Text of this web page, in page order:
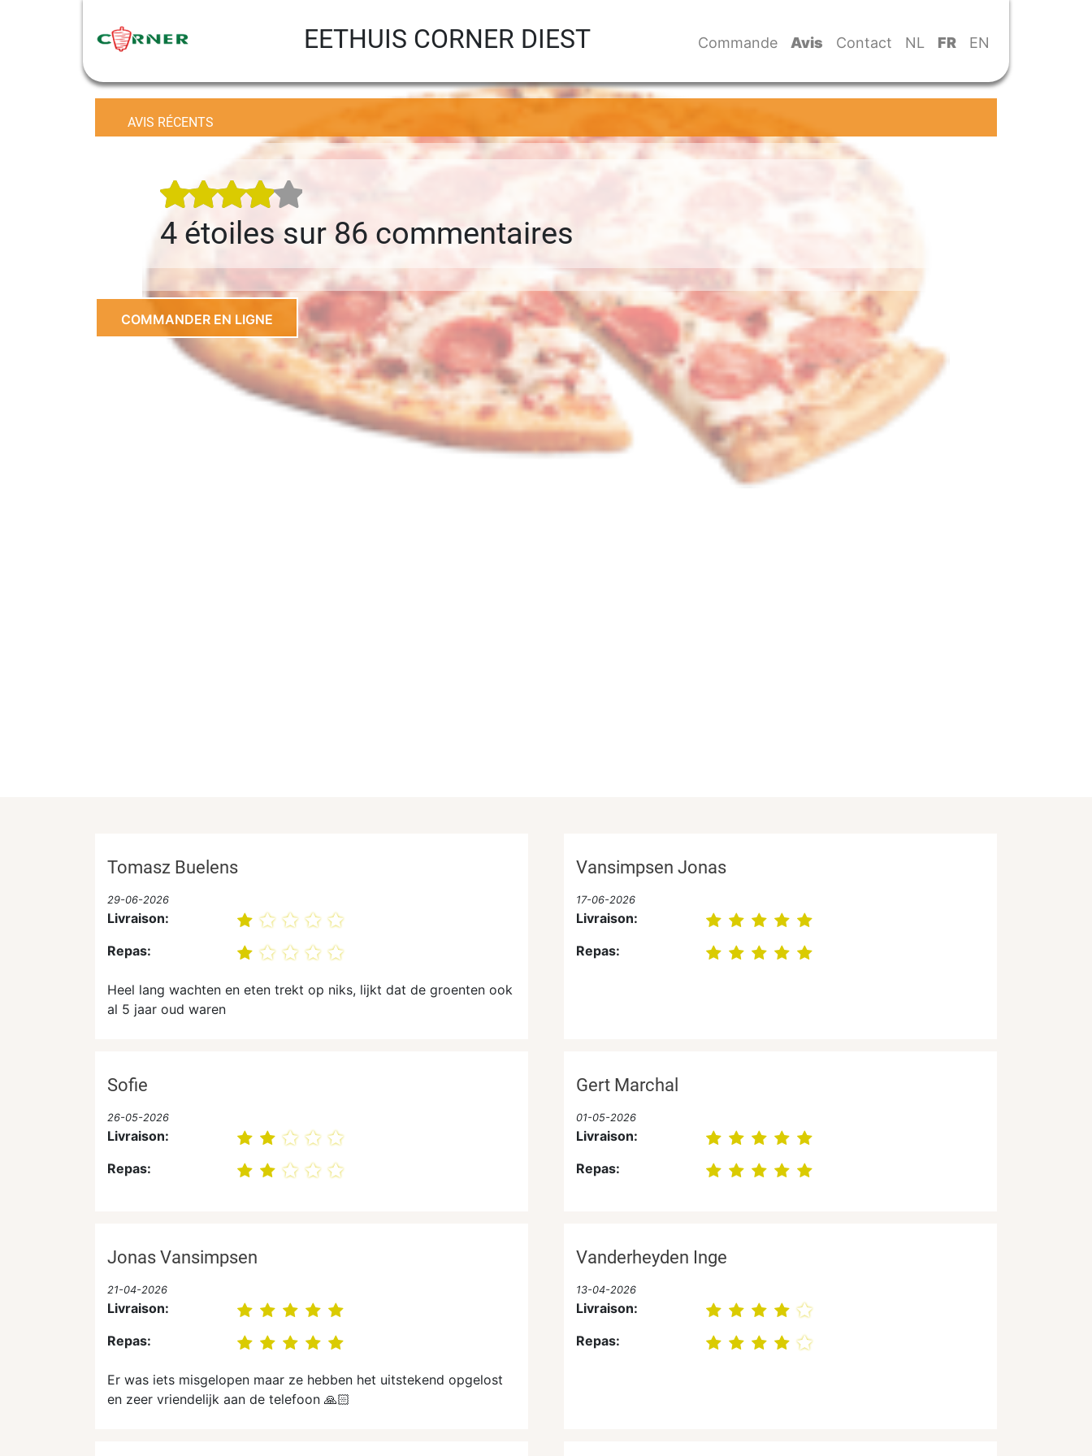
EETHUIS CORNER DIEST Commande Avis Contact NL FR EN
AVIS RÉCENTS
4 étoiles sur 86 commentaires
COMMANDER EN LIGNE
Tomasz Buelens
29-06-2026
Livraison:
Repas:
Heel lang wachten en eten trekt op niks, lijkt dat de groenten ook
al 5 jaar oud waren
Vansimpsen Jonas
17-06-2026
Livraison:
Repas:
Sofie
26-05-2026
Livraison:
Repas:
Gert Marchal
01-05-2026
Livraison:
Repas:
Jonas Vansimpsen
21-04-2026
Livraison:
Repas:
Er was iets misgelopen maar ze hebben het uitstekend opgelost
en zeer vriendelijk aan de telefoon 🙏🏻
Vanderheyden Inge
13-04-2026
Livraison:
Repas: